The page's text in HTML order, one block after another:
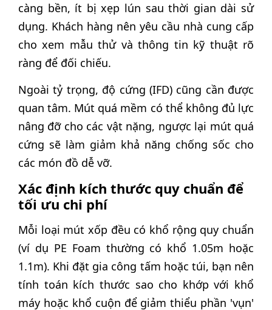
càng bền, ít bị xẹp lún sau thời gian dài sử
dụng. Khách hàng nên yêu cầu nhà cung cấp
cho xem mẫu thử và thông tin kỹ thuật rõ
ràng để đối chiếu.
Ngoài tỷ trọng, độ cứng (IFD) cũng cần được
quan tâm. Mút quá mềm có thể không đủ lực
nâng đỡ cho các vật nặng, ngược lại mút quá
cứng sẽ làm giảm khả năng chống sốc cho
các món đồ dễ vỡ.
Xác định kích thước quy chuẩn để
tối ưu chi phí
Mỗi loại mút xốp đều có khổ rộng quy chuẩn
(ví dụ PE Foam thường có khổ 1.05m hoặc
1.1m). Khi đặt gia công tấm hoặc túi, bạn nên
tính toán kích thước sao cho khớp với khổ
máy hoặc khổ cuộn để giảm thiểu phần 'vụn'